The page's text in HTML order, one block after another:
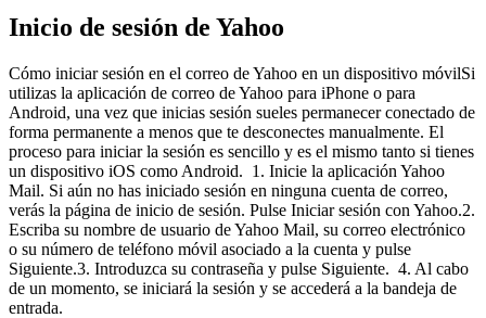
Inicio de sesión de Yahoo
Cómo iniciar sesión en el correo de Yahoo en un dispositivo móvilSi
utilizas la aplicación de correo de Yahoo para iPhone o para
Android, una vez que inicias sesión sueles permanecer conectado de
forma permanente a menos que te desconectes manualmente. El
proceso para iniciar la sesión es sencillo y es el mismo tanto si tienes
un dispositivo iOS como Android. 1. Inicie la aplicación Yahoo
Mail. Si aún no has iniciado sesión en ninguna cuenta de correo,
verás la página de inicio de sesión. Pulse Iniciar sesión con Yahoo.2.
Escriba su nombre de usuario de Yahoo Mail, su correo electrónico
o su número de teléfono móvil asociado a la cuenta y pulse
Siguiente.3. Introduzca su contraseña y pulse Siguiente. 4. Al cabo
de un momento, se iniciará la sesión y se accederá a la bandeja de
entrada.